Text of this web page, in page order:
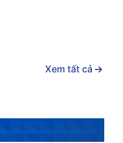
Xem tất cả